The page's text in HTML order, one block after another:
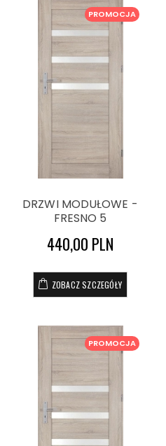
PROMOCJA
DRZWI MODUŁOWE -
FRESNO 5
440,00 PLN
ZOBACZ SZCZEGÓŁY
PROMOCJA